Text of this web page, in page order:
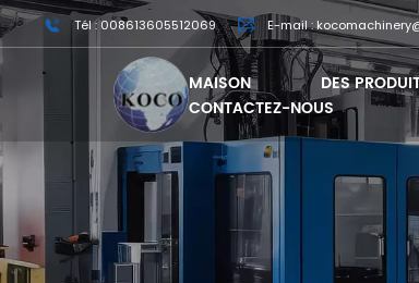
Tél : 008613605512069 E-mail :
MAISON DES
CONTACTEZ-NOUS